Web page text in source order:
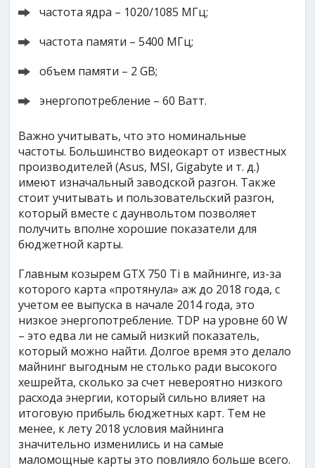
частота ядра – 1020/1085 МГц;
частота памяти – 5400 МГц;
объем памяти – 2 GB;
энергопотребление – 60 Ватт.
Важно учитывать, что это номинальные
частоты. Большинство видеокарт от известных
производителей (Asus, MSI, Gigabyte и т. д.)
имеют изначальный заводской разгон. Также
стоит учитывать и пользовательский разгон,
который вместе с даунвольтом позволяет
получить вполне хорошие показатели для
бюджетной карты.
Главным козырем GTX 750 Ti в майнинге, из-за
которого карта «протянула» аж до 2018 года, с
учетом ее выпуска в начале 2014 года, это
низкое энергопотребление. TDP на уровне 60 W
– это едва ли не самый низкий показатель,
который можно найти. Долгое время это делало
майнинг выгодным не столько ради высокого
хешрейта, сколько за счет невероятно низкого
расхода энергии, который сильно влияет на
итоговую прибыль бюджетных карт. Тем не
менее, к лету 2018 условия майнинга
значительно изменились и на самые
маломощные карты это повлияло больше всего.